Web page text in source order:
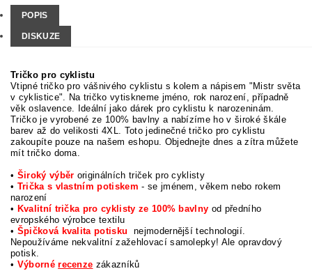
POPIS
DISKUZE
Tričko pro cyklistu
Vtipné tričko pro vášnivého cyklistu s kolem a nápisem "Mistr světa
v cyklistice". Na tričko vytiskneme jméno, rok narození, případně
věk oslavence. Ideální jako dárek pro cyklistu k narozeninám.
Tričko je vyrobené ze 100% bavlny a nabízíme ho v široké škále
barev až do velikosti 4XL. Toto jedinečné tričko pro cyklistu
zakoupíte pouze na našem eshopu. Objednejte dnes a zítra můžete
mít tričko doma.
• Široký výběr originálních triček pro cyklisty
• Trička s vlastním potiskem- se jménem, věkem nebo rokem
narození
• Kvalitní trička pro cyklisty ze 100% bavlny od předního
evropského výrobce textilu
• Špičková kvalita potisku
nejmodernější technologií.
Nepoužíváme nekvalitní zažehlovací samolepky! Ale opravdový
potisk.
• Výbornérecenze zákazníků